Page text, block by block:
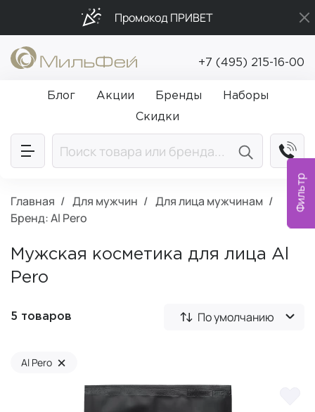
Фильтр
Промокод ПРИВЕТ
Подарки в каждый заказ от 5 000₽
Бесплатная доставка от 5 000₽
+7 (495) 215-16-00
Блог Акции Бренды
Наборы
Скидки
Главная Для мужчин
Для лица мужчинам
Бренд: Al Pero
Мужская косметика для лица Al
Pero
5 товаров По умолчанию
Al Pero ×